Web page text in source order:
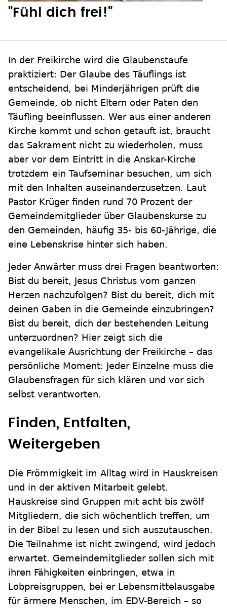
"Fühl dich frei!"
In der Freikirche wird die Glaubenstaufe
praktiziert: Der Glaube des Täuflings ist
entscheidend, bei Minderjährigen prüft die
Gemeinde, ob nicht Eltern oder Paten den
Täufling beeinflussen. Wer aus einer anderen
Kirche kommt und schon getauft ist, braucht
das Sakrament nicht zu wiederholen, muss
aber vor dem Eintritt in die Anskar-Kirche
trotzdem ein Taufseminar besuchen, um sich
mit den Inhalten auseinanderzusetzen. Laut
Pastor Krüger finden rund 70 Prozent der
Gemeindemitglieder über Glaubenskurse zu
den Gemeinden, häufig 35- bis 60-Jährige, die
eine Lebenskrise hinter sich haben.
Jeder Anwärter muss drei Fragen beantworten:
Bist du bereit, Jesus Christus vom ganzen
Herzen nachzufolgen? Bist du bereit, dich mit
deinen Gaben in die Gemeinde einzubringen?
Bist du bereit, dich der bestehenden Leitung
unterzuordnen? Hier zeigt sich die
evangelikale Ausrichtung der Freikirche – das
persönliche Moment: Jeder Einzelne muss die
Glaubensfragen für sich klären und vor sich
selbst verantworten.
Finden, Entfalten,
Weitergeben
Die Frömmigkeit im Alltag wird in Hauskreisen
und in der aktiven Mitarbeit gelebt.
Hauskreise sind Gruppen mit acht bis zwölf
Mitgliedern, die sich wöchentlich treffen, um
in der Bibel zu lesen und sich auszutauschen.
Die Teilnahme ist nicht zwingend, wird jedoch
erwartet. Gemeindemitglieder sollen sich mit
ihren Fähigkeiten einbringen, etwa in
Lobpreisgruppen, bei er Lebensmittelausgabe
für ärmere Menschen, im EDV-Bereich – so